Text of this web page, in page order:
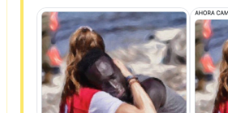
<br>https://twitter.com/
738818562<br>https://twitter.com/
73338109955<br>https://
14510026743808<br>https://
95311862305239045&nbsp;</div>